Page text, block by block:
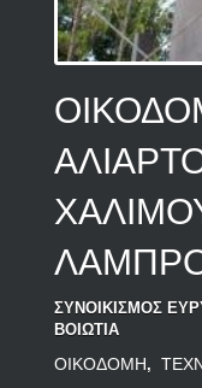
ΣΥΝΟΙΚΙΣΜΟΣ
ΒΟΙΩΤΙΑ
ΟΙΚΟΔΟΜΗ,